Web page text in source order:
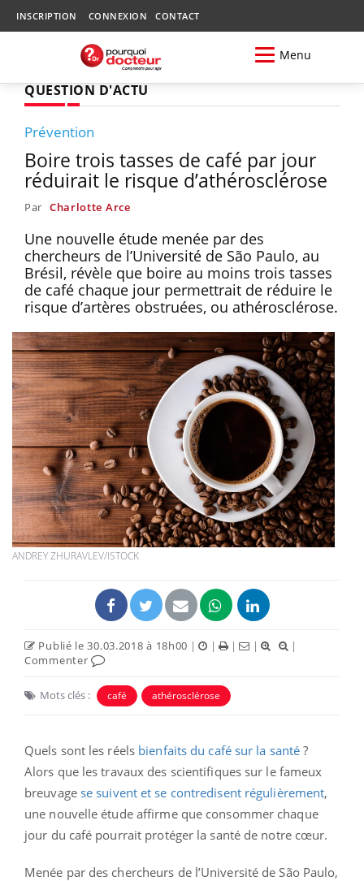
INSCRIPTION CONNEXION CONTACT
Menu
QUESTION D'ACTU
Prévention
Boire trois tasses de café par jour
réduirait le risque d’athérosclérose
Par Charlotte Arce
Une nouvelle étude menée par des
chercheurs de l’Université de São Paulo, au
Brésil, révèle que boire au moins trois tasses
de café chaque jour permettrait de réduire le
risque d’artères obstruées, ou athérosclérose.
ANDREY ZHURAVLEV/ISTOCK
Publié le 30.03.2018 à 18h00 | | | |
|
Commenter
Mots clés : café athérosclérose
Quels sont les réels bienfaits du café sur la santé ?
Alors que les travaux des scientifiques sur le fameux
breuvage se suivent et se contredisent régulièrement,
une nouvelle étude affirme que consommer chaque
jour du café pourrait protéger la santé de notre cœur.
Menée par des chercheurs de l’Université de São Paulo,